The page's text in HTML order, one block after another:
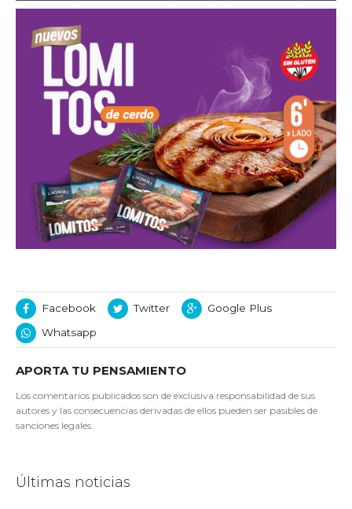
Facebook Twitter
Google Plus
Whatsapp
APORTA TU PENSAMIENTO
Los comentarios publicados son de exclusiva responsabilidad de sus
autores y las consecuencias derivadas de ellos pueden ser pasibles de
sanciones legales.
Últimas noticias